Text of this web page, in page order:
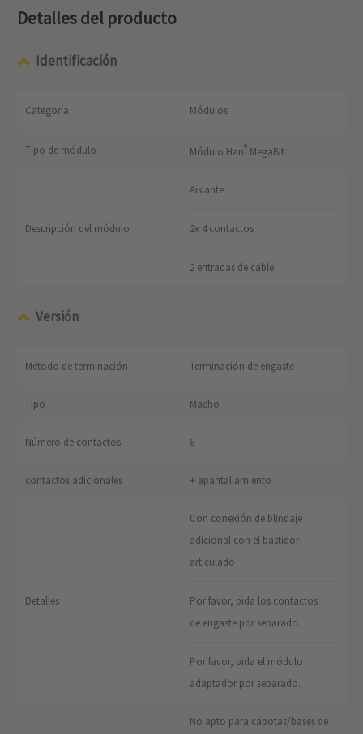
Detalles del producto
Identificación
Categoría Módulos
Tipo de módulo Módulo Han®MegaBit
Descripción del módulo
Aislante
2x 4 contactos
2 entradas de cable
Versión
Método de terminación Terminación de engaste
Tipo Macho
Número de contactos 8
contactos adicionales + apantallamiento
Detalles
Con conexión de blindaje
adicional con el bastidor
articulado
Por favor, pida los contactos
de engaste por separado.
Por favor, pida el módulo
adaptador por separado.
No apto para capotas/bases de